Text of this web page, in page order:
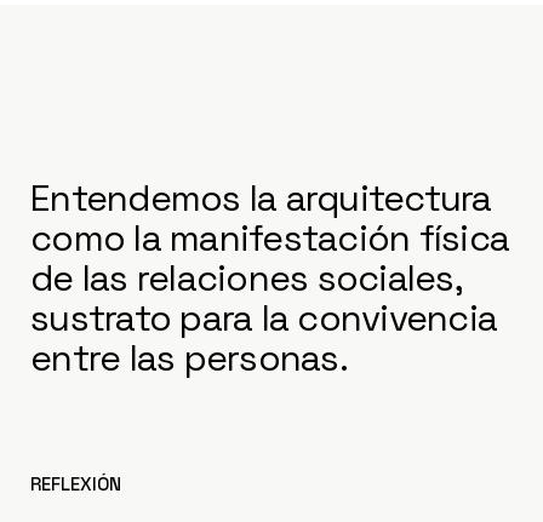
Entendemos la arquitectura
como la manifestación física
de las relaciones sociales,
sustrato para la convivencia
entre las personas.
REFLEXIÓN